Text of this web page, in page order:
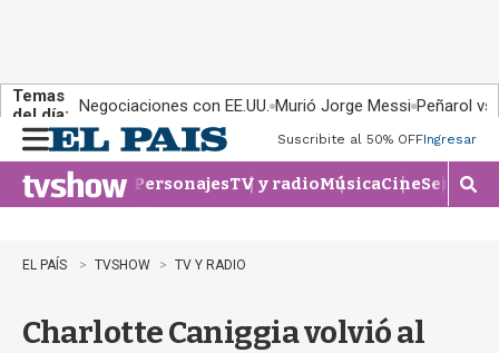
Temas
del día: Negociaciones con EE.UU. Murió Jorge Messi Peñarol
n
u
Suscribite al 50% OFFIngresar
PersonajesTV y radioMúsicaCineSeries
M
o
EL PAÍS TVSHOW TV Y RADIO
Charlotte Caniggia volvió al